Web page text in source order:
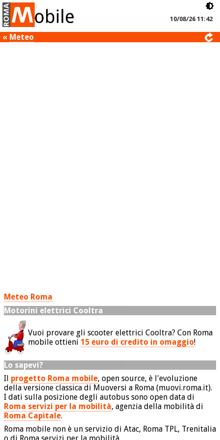
10/08/26 11:42
« Meteo
Meteo Roma
Motorini elettrici Cooltra
Vuoi provare gli scooter elettrici Cooltra? Con Roma
mobile ottieni 15 euro di credito in omaggio!
Lo sapevi?
Il progetto Roma mobile, open source, è l'evoluzione
della versione classica di Muoversi a Roma (muovi.roma.it).
I dati sulla posizione degli autobus sono open data di
Roma servizi per la mobilità, agenzia della mobilità di
Roma Capitale.
Roma mobile non è un servizio di Atac, Roma TPL, Trenitalia